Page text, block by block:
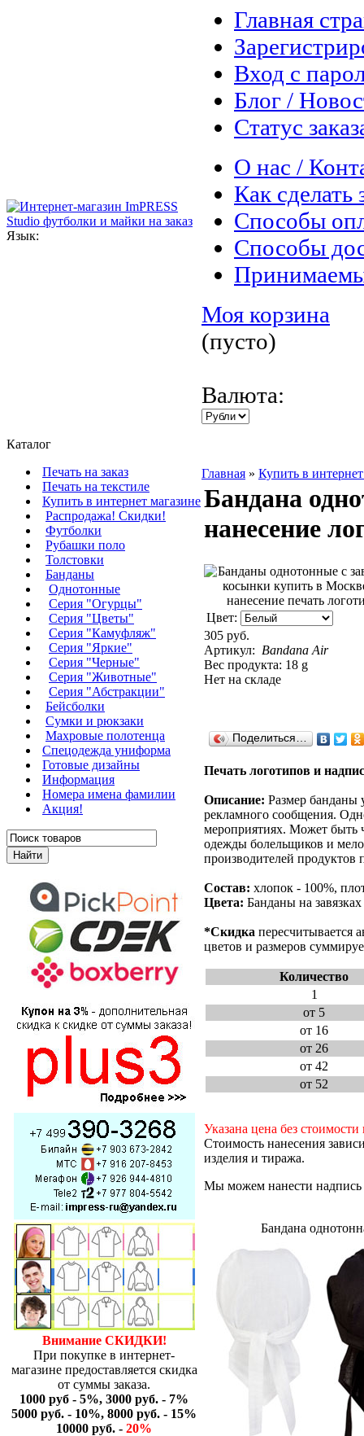
Язык:
Главная
Вход с
Блог /
Статус
О нас /
Как сделать
Способы
Способы
Моя корзина
(пусто)
Валюта:
Каталог
Печать на заказ
Печать на текстиле
Купить в интернет магазине
Распродажа! Скидки!
Футболки
Рубашки поло
Толстовки
Банданы
Однотонные
Серия "Огурцы"
Серия "Цветы"
Серия "Камуфляж"
Серия "Яркие"
Серия "Черные"
Серия "Животные"
Серия "Абстракции"
Бейсболки
Сумки и рюкзаки
Махровые полотенца
Cпецодежда униформа
Готовые дизайны
Информация
Номера имена фамилии
Акция!
Внимание СКИДКИ!
При покупке в интернет-
магазине предоставляется скидка
от суммы заказа.
1000 руб - 5%, 3000 руб. - 7%
5000 руб. - 10%, 8000 руб. - 15%
10000 руб. - 20%
Главная » Купить в
Бандана
нанесение
Цвет:
305 руб.
Артикул: Bandana Air
Вес продукта: 18 g
Нет на складе
Поделиться…
Печать логотипов и
Описание: Размер банданы
рекламного сообщения.
мероприятиях. Может быть
одежды болельщиков и
производителей
Состав: хлопок - 100%,
Цвета: Банданы на завязках
*Скидка пересчитывается
цветов и размеров
Количество
1
от 5
от 16
от 26
от 42
от 52
Указана цена без стоимости
Стоимость нанесения
изделия и тиража.
Мы можем нанести надпись
Бандана